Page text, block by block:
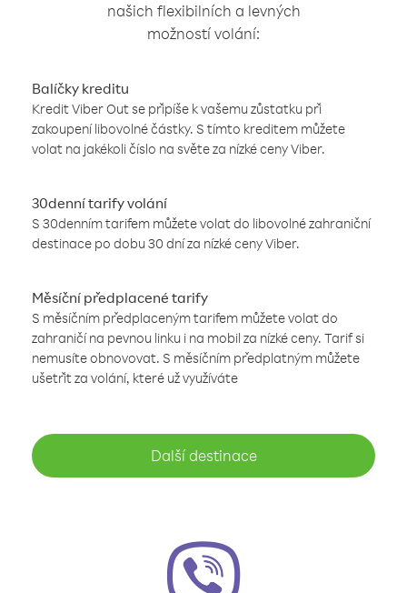
našich flexibilních a levných
možností volání:
Balíčky kreditu
Kredit Viber Out se připíše k vašemu zůstatku při
zakoupení libovolné částky. S tímto kreditem můžete
volat na jakékoli číslo na světe za nízké ceny Viber.
30denní tarify volání
S 30denním tarifem můžete volat do libovolné zahraniční
destinace po dobu 30 dní za nízké ceny Viber.
Měsíční předplacené tarify
S měsíčním předplaceným tarifem můžete volat do
zahraničí na pevnou linku i na mobil za nízké ceny. Tarif si
nemusíte obnovovat. S měsíčním předplatným můžete
ušetřit za volání, které už využíváte
Další destinace